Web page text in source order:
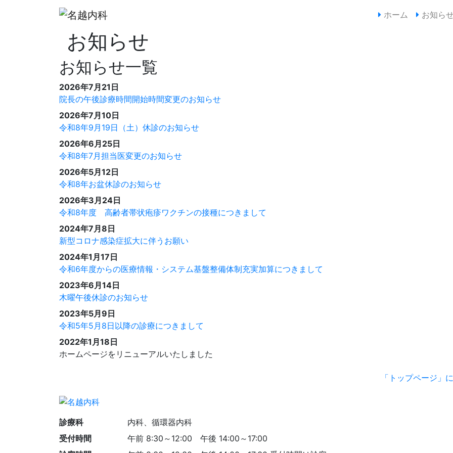
ホーム (current)
お知ら
お知らせ
お知らせ一覧
2026年7月21日
院長の午後診療時間開始時間変更のお知らせ
2026年7月10日
令和8年9月19日（土）休診のお知らせ
2026年6月25日
令和8年7月担当医変更のお知らせ
2026年5月12日
令和8年お盆休診のお知らせ
2026年3月24日
令和8年度 高齢者帯状疱疹ワクチンの接種につきまして
2024年7月8日
新型コロナ感染症拡大に伴うお願い
2024年1月17日
令和6年度からの医療情報・システム基盤整備体制充実加算につきまして
2023年6月14日
木曜午後休診のお知らせ
2023年5月9日
令和5年5月8日以降の診療につきまして
2022年1月18日
ホームページをリニューアルいたしました
「トップページ」
診療科
内科、循環器内科
受付時間
午前 8:30～12:00 午後 14:00～17:00